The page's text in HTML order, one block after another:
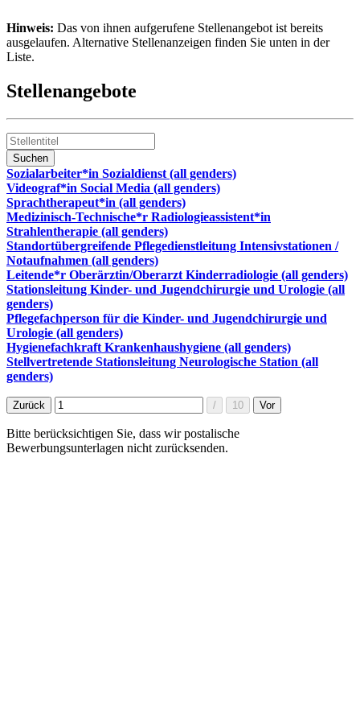
Hinweis: Das von ihnen aufgerufene Stellenangebot ist bereits
ausgelaufen. Alternative Stellenanzeigen finden Sie unten in der
Liste.
Stellenangebote
Sozialarbeiter*in Sozialdienst (all genders)
Videograf*in Social Media (all genders)
Sprachtherapeut*in (all genders)
Medizinisch-Technische*r Radiologieassistent*in
Strahlentherapie (all genders)
Standortübergreifende Pflegedienstleitung Intensivstationen /
Notaufnahmen (all genders)
Leitende*r Oberärztin/Oberarzt Kinderradiologie (all genders)
Stationsleitung Kinder- und Jugendchirurgie und Urologie (all
genders)
Pflegefachperson für die Kinder- und Jugendchirurgie und
Urologie (all genders)
Hygienefachkraft Krankenhaushygiene (all genders)
Stellvertretende Stationsleitung Neurologische Station (all
genders)
Bitte berücksichtigen Sie, dass wir postalische
Bewerbungsunterlagen nicht zurücksenden.